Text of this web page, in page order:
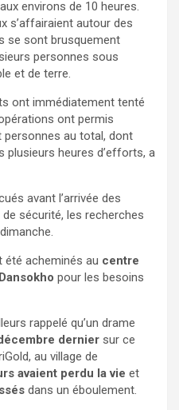
environs de 10 heures.
s’affairaient autour des
se sont brusquement
personnes sous
et de terre.
ont immédiatement tenté
ont permis
personnes au total, dont
plusieurs heures d’efforts, a
avant l’arrivée des
sécurité, les recherches
acheminés au centre
pour les besoins
rappelé qu’un drame
dernier sur ce
au village de
avaient perdu la vie et
dans un éboulement.